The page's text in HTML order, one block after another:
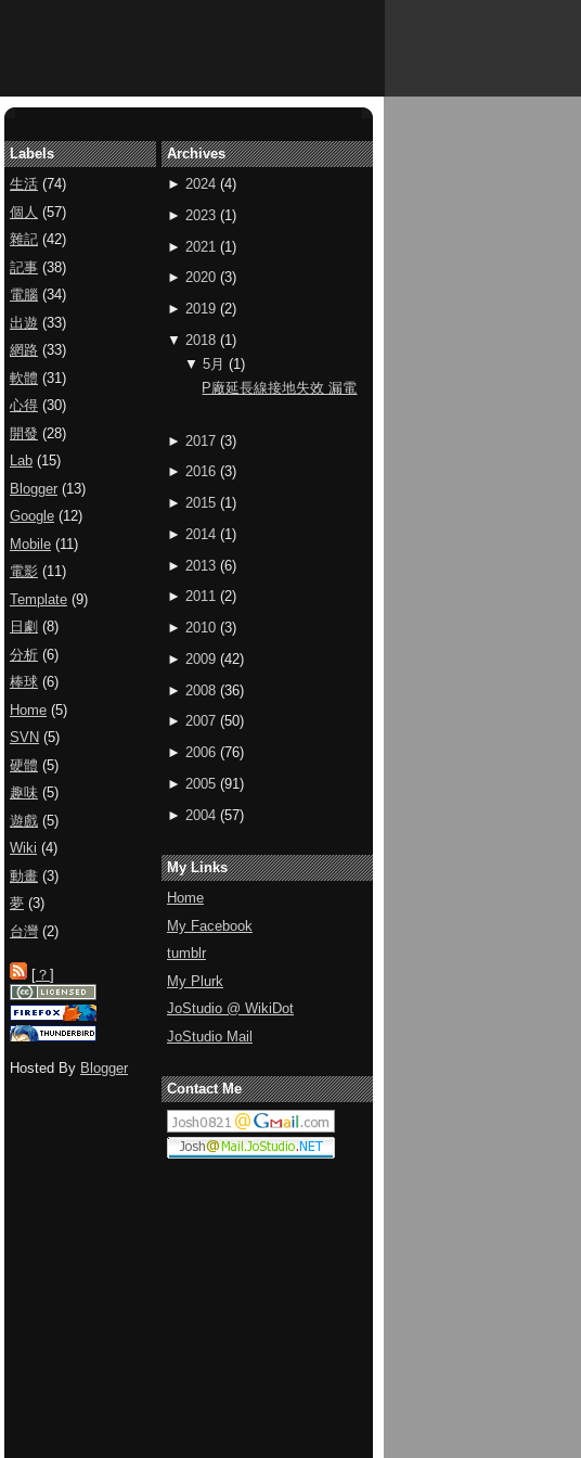
Archives
► 2024 (4)
► 2023 (1 )
► 2021 (1)
► 2020 (3)
► 2019 (2)
▼ 2018 (1 )
▼ 5月 (1)
P廠延長線接地失效 漏電
► 2017 (3)
► 2016 (3)
► 2015 (1)
► 2014 (1 )
► 2013 (6)
► 2011 (2)
► 2010 (3)
► 2009 (42)
► 2008 (36)
► 2007 (50)
► 2006 (76)
► 2005 (91 )
► 2004 (57)
My Links
Home
My Facebook
tumblr
My Plurk
JoStudio @ WikiDot
JoStudio Mail
Contact Me
Labels
生活 (74)
個人 (57)
雜記 (42)
記事 (38)
電腦 (34)
出遊 (33)
網路 (33)
軟體 (31)
心得 (30)
開發 (28)
Lab (15)
Blogger (13)
Google (12)
Mobile (11)
電影 (11)
Template (9)
日劇 (8)
分析 (6)
棒球 (6)
Home (5)
SVN (5)
硬體 (5)
趣味 (5)
遊戲 (5)
Wiki (4)
動畫 (3)
夢 (3)
台灣 (2)
[ ？ ]
Hosted By Blogger